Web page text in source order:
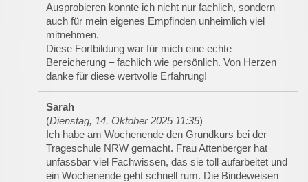
Ausprobieren konnte ich nicht nur fachlich, sondern
auch für mein eigenes Empfinden unheimlich viel
mitnehmen.
Diese Fortbildung war für mich eine echte
Bereicherung – fachlich wie persönlich. Von Herzen
danke für diese wertvolle Erfahrung!
Sarah
(Dienstag, 14. Oktober 2025 11:35)
Ich habe am Wochenende den Grundkurs bei der
Trageschule NRW gemacht. Frau Attenberger hat
unfassbar viel Fachwissen, das sie toll aufarbeitet und
ein Wochenende geht schnell rum. Die Bindeweisen